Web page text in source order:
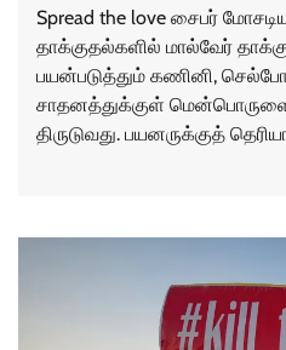
Spread the love சைபர்
தாக்குதல்களில் மால்வேர்
பயன்படுத்தும் கணினி,
சாதனத்துக்குள்
திருடுவது. பயனருக்குத்